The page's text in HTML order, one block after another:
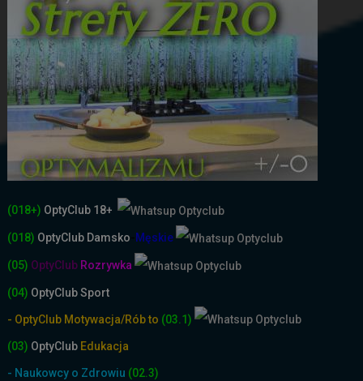
(018+) OptyClub 18+
(018) OptyClub Damsko Męskie
(05) OptyClub Rozrywka
(04) OptyClub Sport
- OptyClub Motywacja/Rób to (03.1)
(03) OptyClub Edukacja
- Naukowcy o Zdrowiu (02.3)